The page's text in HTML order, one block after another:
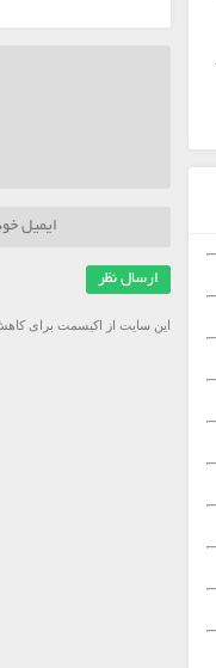
این سایت از اکیسمت برای